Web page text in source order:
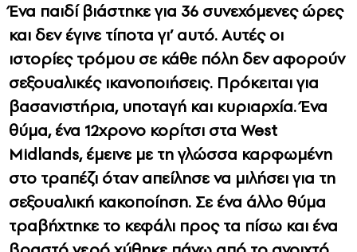
Ένα παιδί βιάστηκε για 36 συνεχόμενες ώρες
και δεν έγινε τίποτα γι’ αυτό. Αυτές οι
ιστορίες τρόμου σε κάθε πόλη δεν αφορούν
σεξουαλικές ικανοποιήσεις. Πρόκειται για
βασανιστήρια, υποταγή και κυριαρχία. Ένα
θύμα, ένα 12χρονο κορίτσι στα West
Midlands, έμεινε με τη γλώσσα καρφωμένη
στο τραπέζι όταν απείλησε να μιλήσει για τη
σεξουαλική κακοποίηση. Σε ένα άλλο θύμα
τραβήχτηκε το κεφάλι προς τα πίσω και ένα